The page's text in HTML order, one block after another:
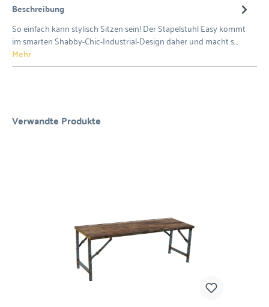
Beschreibung
So einfach kann stylisch Sitzen sein! Der Stapelstuhl Easy kommt
im smarten Shabby-Chic-Industrial-Design daher und macht s…
Mehr
Verwandte Produkte